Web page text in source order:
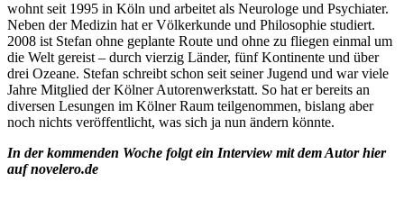
wohnt seit 1995 in Köln und arbeitet als Neurologe und Psychiater.
Neben der Medizin hat er Völkerkunde und Philosophie studiert.
2008 ist Stefan ohne geplante Route und ohne zu fliegen einmal um
die Welt gereist – durch vierzig Länder, fünf Kontinente und über
drei Ozeane. Stefan schreibt schon seit seiner Jugend und war viele
Jahre Mitglied der Kölner Autorenwerkstatt. So hat er bereits an
diversen Lesungen im Kölner Raum teilgenommen, bislang aber
noch nichts veröffentlicht, was sich ja nun ändern könnte.
In der kommenden Woche folgt ein Interview mit dem Autor hier
auf novelero.de